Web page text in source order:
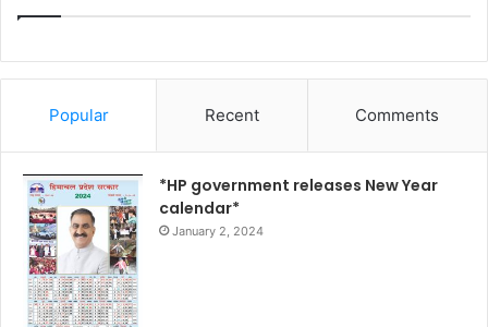
Popular Recent Comments
*HP government releases New Year
calendar*
January 2, 2024